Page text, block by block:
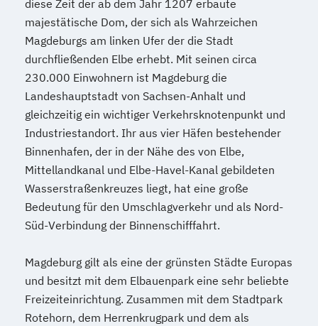
diese Zeit der ab dem Jahr 1207 erbaute
majestätische Dom, der sich als Wahrzeichen
Magdeburgs am linken Ufer der die Stadt
durchfließenden Elbe erhebt. Mit seinen circa
230.000 Einwohnern ist Magdeburg die
Landeshauptstadt von Sachsen-Anhalt und
gleichzeitig ein wichtiger Verkehrsknotenpunkt und
Industriestandort. Ihr aus vier Häfen bestehender
Binnenhafen, der in der Nähe des von Elbe,
Mittellandkanal und Elbe-Havel-Kanal gebildeten
Wasserstraßenkreuzes liegt, hat eine große
Bedeutung für den Umschlagverkehr und als Nord-
Süd-Verbindung der Binnenschifffahrt.
Magdeburg gilt als eine der grünsten Städte Europas
und besitzt mit dem Elbauenpark eine sehr beliebte
Freizeiteinrichtung. Zusammen mit dem Stadtpark
Rotehorn, dem Herrenkrugpark und dem als